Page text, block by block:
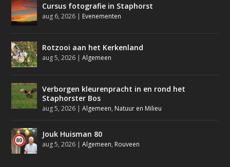
Cursus fotografie in Staphorst
aug 6, 2026 | Evenementen
Rotzooi aan het Kerkenland
aug 5, 2026 |Algemeen
Verborgen kleurenpracht in en rond het
Staphorster Bos
aug 5, 2026 |Algemeen, Natuur en Milieu
Jouk Huisman 80
aug 5, 2026 |Algemeen, Rouveen